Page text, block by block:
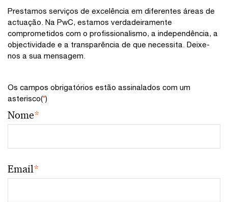
Prestamos serviços de excelência em diferentes áreas de
actuação. Na PwC, estamos verdadeiramente
comprometidos com o profissionalismo, a independência, a
objectividade e a transparência de que necessita. Deixe-
nos a sua mensagem.
Os campos obrigatórios estão assinalados com um
asterisco(*)
Nome*
Email*